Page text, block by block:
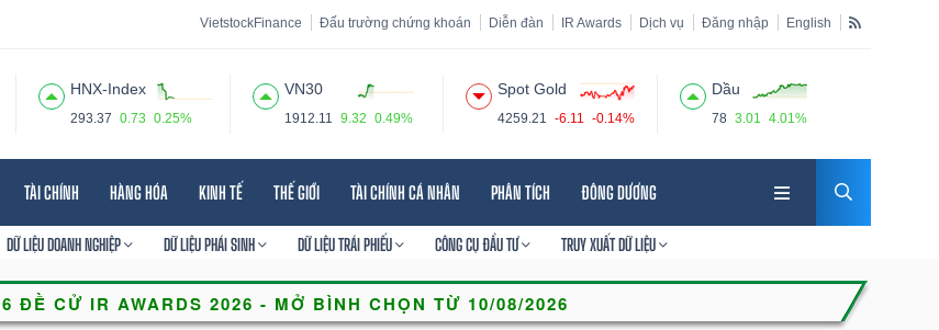
VietstockFinance Đấu trường chứng khoán Diễn đàn IR Awards Dịch vụ Đăng nhập English
HNX-Index
293.37 0.73 0.25%
VN30
1912.11 9.32 0.49%
Spot Gold
4259.21 -6.11 -0.14%
Dầu
78 3.01 4.01%
TÀI CHÍNH HÀNG HÓA KINH TẾ THẾ GIỚI TÀI CHÍNH CÁ NHÂN PHÂN TÍCH ĐÔNG DƯƠNG
DỮ LIỆU DOANH NGHIỆP DỮ LIỆU PHÁI SINH DỮ LIỆU TRÁI PHIẾU CÔNG CỤ ĐẦU TƯ TRUY XUẤT DỮ LIỆU